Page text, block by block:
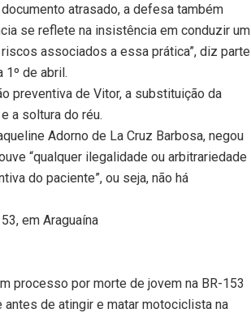
atrasado, a defesa também
se reflete na insistência em conduzir um
associados a essa prática”, diz parte
de abril.
preventiva de Vitor, a substituição da
a soltura do réu.
Adorno de La Cruz Barbosa, negou
“qualquer ilegalidade ou arbitrariedade
do paciente”, ou seja, não há
em Araguaína
processo por morte de jovem na BR-153
de atingir e matar motociclista na